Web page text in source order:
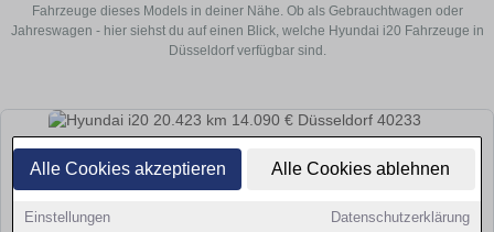
Alle Cookies akzeptieren Alle Cookies ablehnen
Einstellungen Datenschutzerklärung
Fahrzeuge dieses Models in deiner Nähe. Ob als Gebrauchtwagen oder
Jahreswagen - hier siehst du auf einen Blick, welche Hyundai i20 Fahrzeuge in
Düsseldorf verfügbar sind.